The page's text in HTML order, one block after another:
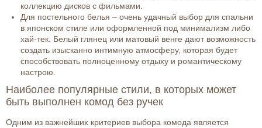
коллекцию дисков с фильмами.
Для постельного белья – очень удачный выбор для спальни
в японском стиле или оформленной под минимализм либо
хай-тек. Белый глянец или матовый венге дают возможность
создать изысканно интимную атмосферу, которая будет
способствовать полноценному отдыху и романтическому
настрою.
Наиболее популярные стили, в которых может
быть выполнен комод без ручек
Одним из важнейших критериев выбора комода является